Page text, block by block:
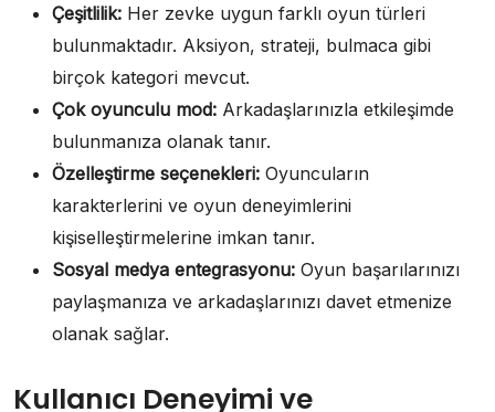
Çeşitlilik: Her zevke uygun farklı oyun türleri
bulunmaktadır. Aksiyon, strateji, bulmaca gibi
birçok kategori mevcut.
Çok oyunculu mod: Arkadaşlarınızla etkileşimde
bulunmanıza olanak tanır.
Özelleştirme seçenekleri: Oyuncuların
karakterlerini ve oyun deneyimlerini
kişiselleştirmelerine imkan tanır.
Sosyal medya entegrasyonu: Oyun başarılarınızı
paylaşmanıza ve arkadaşlarınızı davet etmenize
olanak sağlar.
Kullanıcı Deneyimi ve